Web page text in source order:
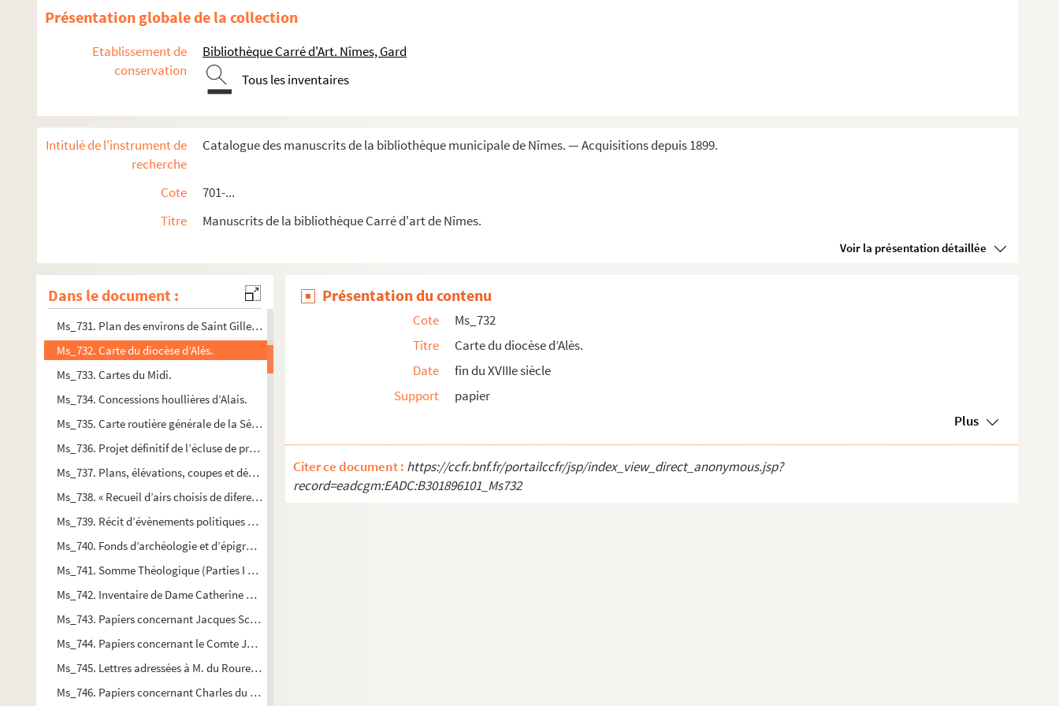
Présentation globale de la collection
Etablissement de
conservation
Bibliothèque Carré d'Art. Nîmes, Gard
Tous les inventaires
Intitulé de l'instrument de
recherche
Catalogue des manuscrits de la bibliothèque municipale de Nîmes. — Acquisitions depuis 1899.
Cote
701-...
Titre
Manuscrits de la bibliothèque Carré d'art de Nîmes.
Voir la présentation détaillée
Dans le document :
Ms_718. Contrat de mariage du sieur Jehan Jaussaud, docteur en droit et avocat au siège présidial de Nîmes, ...
Ms_720. Testament de Bernard Durand en langue d’Oc.
Ms_721. « Description abrégée du département du Gard »
Ms_723. Projet de promenade sur la place du Temple à Anduze.
Ms_724. « Plan, coupes et élevation d’un pont en charpente et sur bateaux à construire sur le petit Rhône, à...
Ms_727. Coupes de la Maison Carrée.
Ms_729. Carte du département du Gard sur laquelle ont été tracées les limites de la culture de l’olivier.
Ms_730. Plan des fouilles faites autour de la Maison Carrée en 1821.
Ms_731. Plan des environs de Saint Gilles, de la partie des marais et de la robine depuis le pont d’Espeyran...
Ms_732. Carte du diocèse d’Alès.
Ms_733. Cartes du Midi.
Ms_734. Concessions houllières d’Alais.
Ms_735. Carte routière générale de la Sénéchaussée de Beaucaire et Nîmes.
Ms_736. Projet définitif de l’écluse de prise d’eau, murs de quai et ponts à construire pour l’achèvement du...
Ms_737. Plans, élévations, coupes et détails relatifs au projet du pont en charpente à construire sur sur le...
Ms_738. « Recueil d’airs choisis de diferens autheurs transposez pour la viele ».
Ms_739. Récit d’évènements politiques et historiques relatifs surtout à la France sous la IIIe République (1...
Ms_740. Fonds d’archéologie et d’épigraphie grecques.
Ms_741. Somme Théologique (Parties I et II).
Ms_742. Inventaire de Dame Catherine de Cheyron, veuve de noble François de Faure, seigneur de Fondamente.
Ms_743. Papiers concernant Jacques Scipion du Roure, conseiller d’honneur au présidial de Nîmes,.
Ms_744. Papiers concernant le Comte Jacques-Louis du Roure et sa femme Gabrielle-Henriette de Viviers-Lansac...
Ms_745. Lettres adressées à M. du Roure, Marquis du Viviers, habitant Nîmes, rue dorée.
Ms_746. Papiers concernant Charles du Roure (frère de M. du Roure de Nîmes), chanoine de Nîmes, guillotiné à...
Présentation du contenu
Cote
Ms_732
Titre
Carte du diocèse d’Alès.
Date
fin du XVIIIe siècle
Support
papier
Plus
Citer ce document : https://ccfr.bnf.fr/portailccfr/jsp/index_view_direct_anonymous.jsp?
record=eadcgm:EADC:B301896101_Ms732